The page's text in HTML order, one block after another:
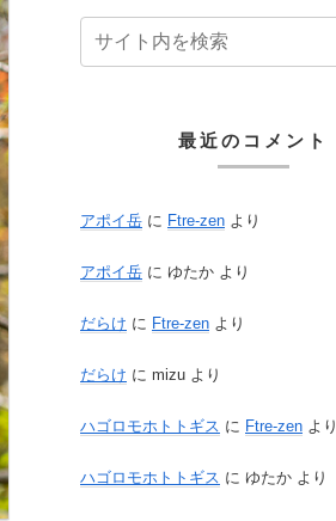
最近のコメント
アポイ岳 に Ftre-zen より
アポイ岳 に ゆたか より
だらけ に Ftre-zen より
だらけ に mizu より
ハゴロモホトトギス に Ftre-zen より
ハゴロモホトトギス に ゆたか より